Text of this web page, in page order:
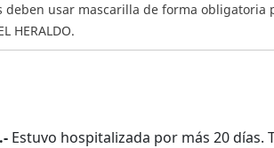
deben usar mascarilla de forma obligatoria
HERALDO.
Estuvo hospitalizada por más 20 días.